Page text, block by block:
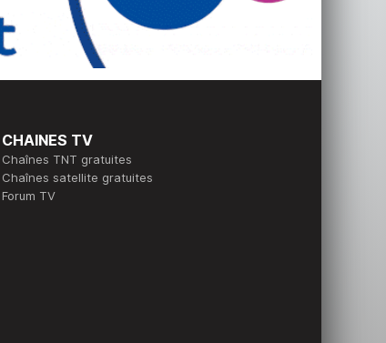
CHAINES TV
Chaînes TNT gratuites
Chaînes satellite gratuites
Forum TV